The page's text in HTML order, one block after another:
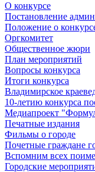
О конкурсе
Постановление
Положение о
Оргкомитет
Общественное жюри
План мероприятий
Вопросы конкурса
Итоги конкурса
Владимирское
10-летию конкурса
Медиапроект
Печатные издания
Фильмы о городе
Почетные граждане
Вспомним всех
Городские